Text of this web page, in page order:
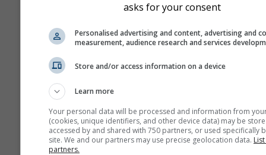
asks for your consent
Personalised advertising and content, advertising and
measurement, audience research and services
Store and/or access information on a device
Learn more
Your personal data will be processed and information from
(cookies, unique identifiers, and other device data) may be
accessed by and shared with 750 partners, or used specifically
site. We and our partners may use precise geolocation data.
partners.